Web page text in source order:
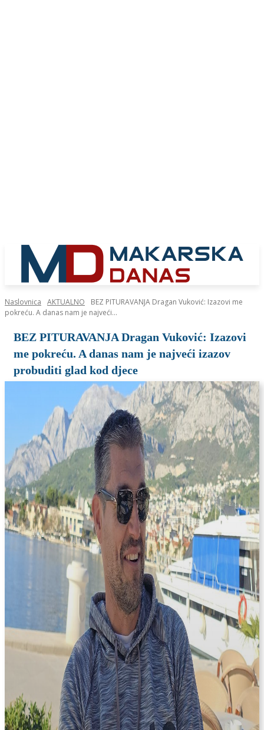
Naslovnica AKTUALNO
BEZ PITURAVANJA Dragan Vuković: Izazovi me
pokreću. A danas nam je najveći...
BEZ PITURAVANJA Dragan Vuković: Izazovi
me pokreću. A danas nam je najveći izazov
probuditi glad kod djece